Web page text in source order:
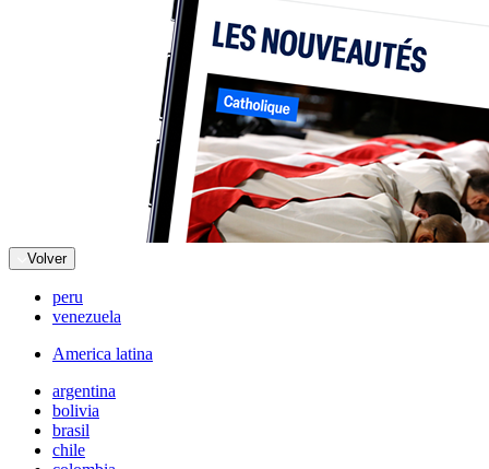
Volver
peru
venezuela
America latina
argentina
bolivia
brasil
chile